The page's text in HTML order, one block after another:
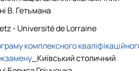
В. Гетьмана
- Université de Lorraine
комплексного
_Київський столичний